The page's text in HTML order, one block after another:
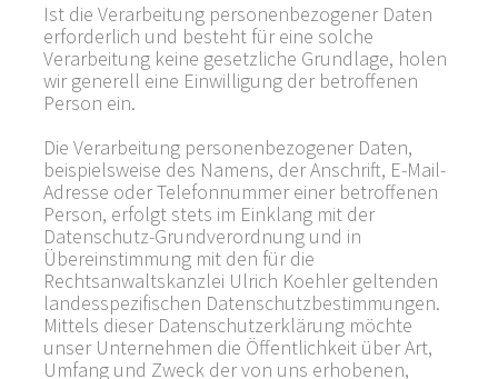
Ist die Verarbeitung personenbezogener Daten
erforderlich und besteht für eine solche
Verarbeitung keine gesetzliche Grundlage, holen
wir generell eine Einwilligung der betroffenen
Person ein.
Die Verarbeitung personenbezogener Daten,
beispielsweise des Namens, der Anschrift, E-Mail-
Adresse oder Telefonnummer einer betroffenen
Person, erfolgt stets im Einklang mit der
Datenschutz-Grundverordnung und in
Übereinstimmung mit den für die
Rechtsanwaltskanzlei Ulrich Koehler geltenden
landesspezifischen Datenschutzbestimmungen.
Mittels dieser Datenschutzerklärung möchte
unser Unternehmen die Öffentlichkeit über Art,
Umfang und Zweck der von uns erhobenen,